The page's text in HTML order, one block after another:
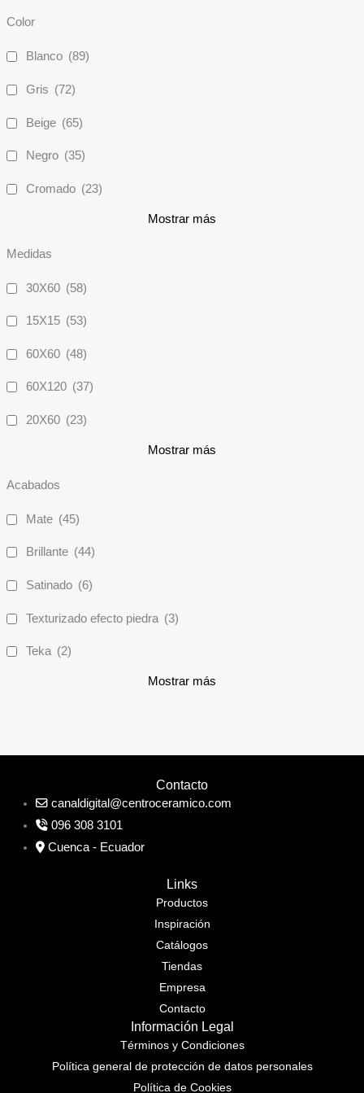
Color
Blanco (89)
Gris (72)
Beige (65)
Negro (35)
Cromado (23)
Mostrar más
Medidas
30X60 (58)
15X15 (53)
60X60 (48)
60X120 (37)
20X60 (23)
Mostrar más
Acabados
Mate (45)
Brillante (44)
Satinado (6)
Texturizado efecto piedra (3)
Teka (2)
Mostrar más
Contacto
canaldigital@centroceramico.com
096 308 3101
Cuenca - Ecuador
Links
Productos
Inspiración
Catálogos
Tiendas
Empresa
Contacto
Información Legal
Términos y Condiciones
Política general de protección de datos personales
Política de Cookies